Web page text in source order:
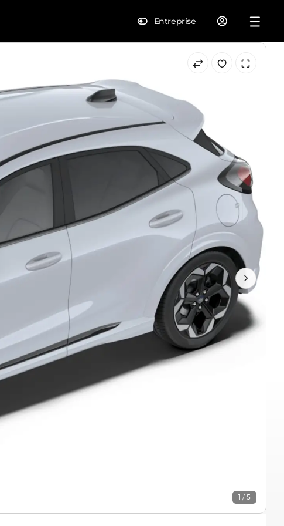
Entreprise
1 / 5